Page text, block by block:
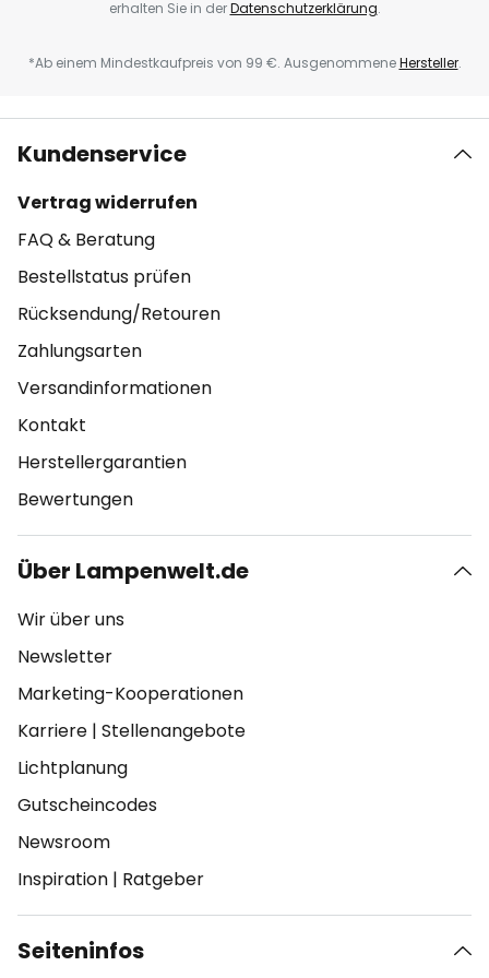
erhalten Sie in derDatenschutzerklärung.
*Ab einem Mindestkaufpreis von 99 €. AusgenommeneHersteller.
Kundenservice
Vertrag widerrufen
FAQ & Beratung
Bestellstatus prüfen
Rücksendung/Retouren
Zahlungsarten
Versandinformationen
Kontakt
Herstellergarantien
Bewertungen
Über Lampenwelt.de
Wir über uns
Newsletter
Marketing-Kooperationen
Karriere | Stellenangebote
Lichtplanung
Gutscheincodes
Newsroom
Inspiration | Ratgeber
Seiteninfos